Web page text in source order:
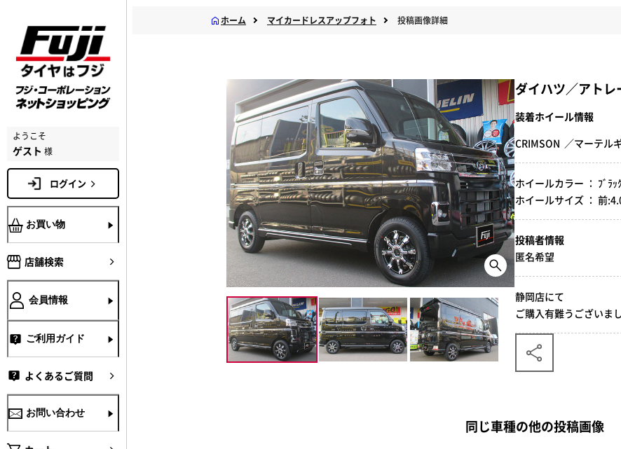
ようこそ
ゲスト 様
ログイン
お買い物
店舗検索
会員情報
ご利用ガイド
よくあるご質問
お問い合わせ
ホーム マイカードレスアップフォト 投稿画像詳細
ダイハツ／アトレ
装着ホイール情報
CRIMSON ／マーテル
ホイールカラー ： ﾌﾞﾗｯ
ホイールサイズ ： 前
投稿者情報
匿名希望
静岡店にて
ご購入有難うございま
同じ車種の他の投稿画像